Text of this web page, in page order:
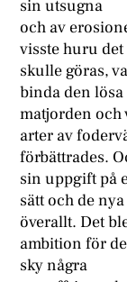
sin utsugna
och av
visste huru det
skulle göras,
binda den lösa
matjorden och
arter av
förbättrades.
sin uppgift på
sätt och de
överallt. Det
ambition för
sky några